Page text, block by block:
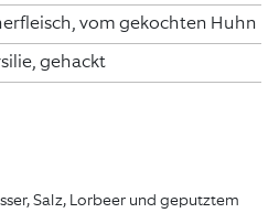
vom gekochten Huhn
gehackt
Salz, Lorbeer und geputztem